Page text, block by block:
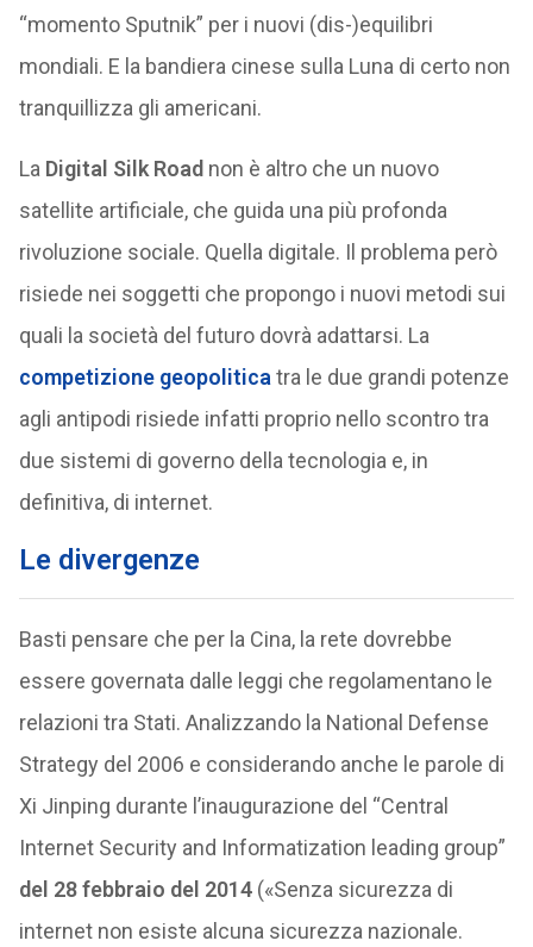
“momento Sputnik” per i nuovi (dis-)equilibri
mondiali. E la bandiera cinese sulla Luna di certo non
tranquillizza gli americani.
La Digital Silk Road non è altro che un nuovo
satellite artificiale, che guida una più profonda
rivoluzione sociale. Quella digitale. Il problema però
risiede nei soggetti che propongo i nuovi metodi sui
quali la società del futuro dovrà adattarsi. La
competizione geopolitica tra le due grandi potenze
agli antipodi risiede infatti proprio nello scontro tra
due sistemi di governo della tecnologia e, in
definitiva, di internet.
Le divergenze
Basti pensare che per la Cina, la rete dovrebbe
essere governata dalle leggi che regolamentano le
relazioni tra Stati. Analizzando la National Defense
Strategy del 2006 e considerando anche le parole di
Xi Jinping durante l’inaugurazione del “Central
Internet Security and Informatization leading group”
del 28 febbraio del 2014(«Senza sicurezza di
internet non esiste alcuna sicurezza nazionale.